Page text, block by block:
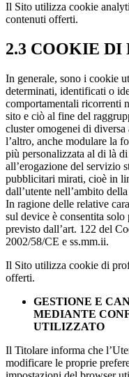
Il Sito utilizza cookie
contenuti offerti.
2.3 COOKIE
In generale, sono i cookie
determinati, identificati o
comportamentali ricorrenti
sito e ciò al fine del
cluster omogenei di
l’altro, anche modulare la
più personalizzata al di là
all’erogazione del servizio
pubblicitari mirati, cioè in
dall’utente nell’ambito
In ragione delle relative
sul device è consentita solo
previsto dall’art. 122 del
2002/58/CE e ss.mm.ii.
Il Sito utilizza cookie di
offerti.
GESTIONE E
MEDIANTE
UTILIZZATO
Il Titolare informa che
modificare le proprie